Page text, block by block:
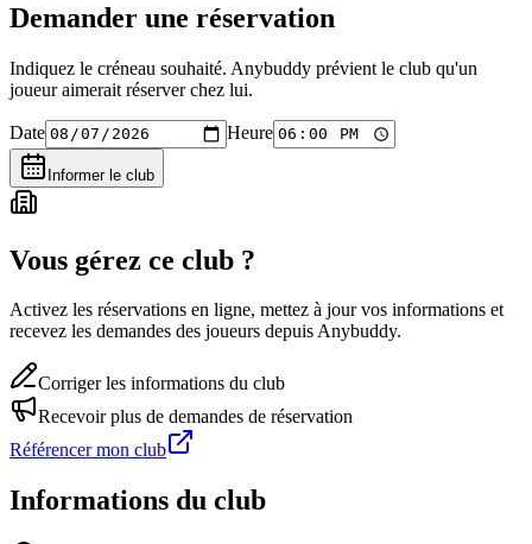
Demander une réservation
Indiquez le créneau souhaité. Anybuddy prévient le club qu'un
joueur aimerait réserver chez lui.
Date Heure
Informer le club
Vous gérez ce club ?
Activez les réservations en ligne, mettez à jour vos informations et
recevez les demandes des joueurs depuis Anybuddy.
Corriger les informations du club
Recevoir plus de demandes de réservation
Référencer mon club
Informations du club